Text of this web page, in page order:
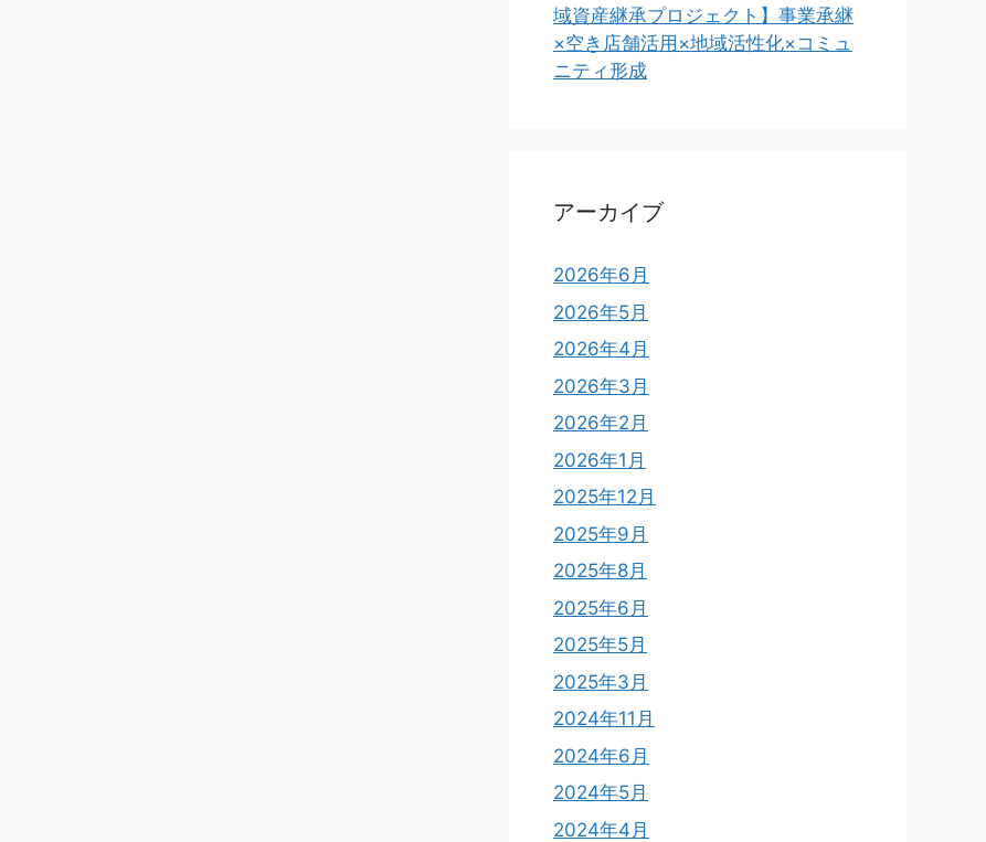
域資産継承プロジェクト】事業承継
×空き店舗活用×地域活性化×コミュ
ニティ形成
アーカイブ
2026年6月
2026年5月
2026年4月
2026年3月
2026年2月
2026年1月
2025年12月
2025年9月
2025年8月
2025年6月
2025年5月
2025年3月
2024年11月
2024年6月
2024年5月
2024年4月